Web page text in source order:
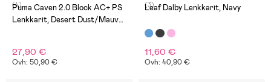
(4)
Puma Caven 2.0 Block AC+ PS
Lenkkarit, Desert Dust/Mauve
27,90 €
Ovh: 50,90 €
(3)
Leaf Dalby Lenkkarit, Navy
11,60 €
Ovh: 40,90 €